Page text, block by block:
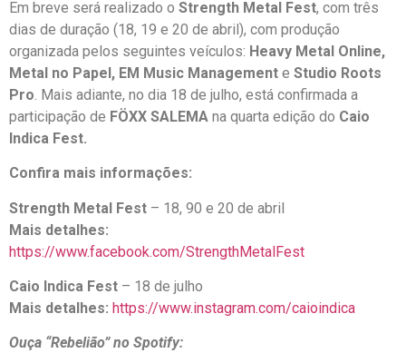
Em breve será realizado o Strength Metal Fest, com três
dias de duração (18, 19 e 20 de abril), com produção
organizada pelos seguintes veículos: Heavy Metal Online,
Metal no Papel, EM Music Management e Studio Roots
Pro . Mais adiante, no dia 18 de julho, está confirmada a
participação de FÖXX SALEMA na quarta edição do Caio
Indica Fest.
Confira mais informações:
Strength Metal Fest – 18, 90 e 20 de abril
Mais detalhes:
https://www.facebook.com/StrengthMetalFest
Caio Indica Fest – 18 de julho
Mais detalhes: https://www.instagram.com/caioindica
Ouça “Rebelião” no Spotify: